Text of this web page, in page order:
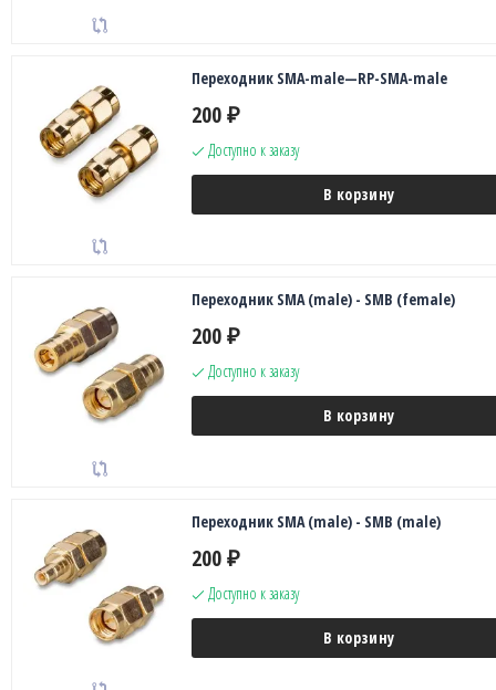
Переходник SMA-male—RP-SMA-male
200 ₽
Доступно к заказу
В корзину
Переходник SMA (male) - SMB (female)
200 ₽
Доступно к заказу
В корзину
Переходник SMA (male) - SMB (male)
200 ₽
Доступно к заказу
В корзину